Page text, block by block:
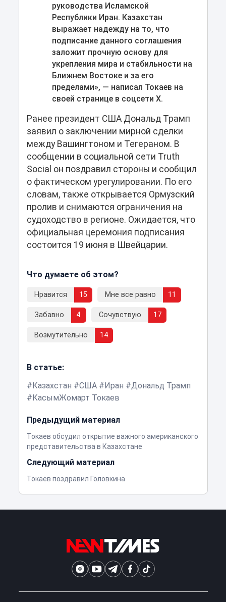
руководства Исламской
Республики Иран. Казахстан
выражает надежду на то, что
подписание данного соглашения
заложит прочную основу для
укрепления мира и стабильности на
Ближнем Востоке и за его
пределами», — написал Токаев на
своей странице в соцсети X.
Ранее президент США Дональд Трамп
заявил о заключении мирной сделки
между Вашингтоном и Тегераном. В
сообщении в социальной сети Truth
Social он поздравил стороны и сообщил
о фактическом урегулировании. По его
словам, также открывается Ормузский
пролив и снимаются ограничения на
судоходство в регионе. Ожидается, что
официальная церемония подписания
состоится 19 июня в Швейцарии.
Что думаете об этом?
Нравится 15 Мне все равно 11
Забавно 4 Сочувствую 17
Возмутительно 14
В статье:
Казахстан
США Иран
Дональд Трамп
КасымЖомарт Токаев
Предыдущий материал
Токаев обсудил открытие важного американского
представительства в Казахстане
Следующий материал
Токаев поздравил Головкина